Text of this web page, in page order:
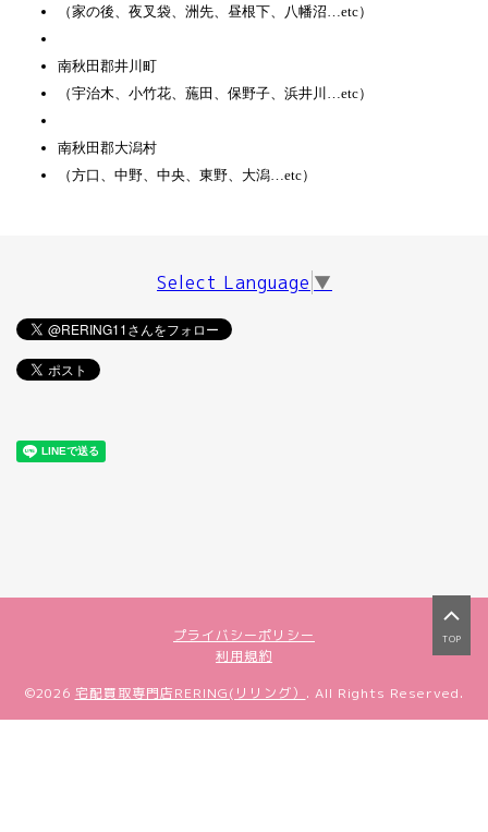
（家の後、夜叉袋、洲先、昼根下、八幡沼…etc）
南秋田郡井川町
（宇治木、小竹花、葹田、保野子、浜井川…etc）
南秋田郡大潟村
（方口、中野、中央、東野、大潟…etc）
Select Language ▼
プライバシーポリシー
利用規約
TOP
©2026 宅配買取専門店RERING(リリング） . All Rights Reserved.